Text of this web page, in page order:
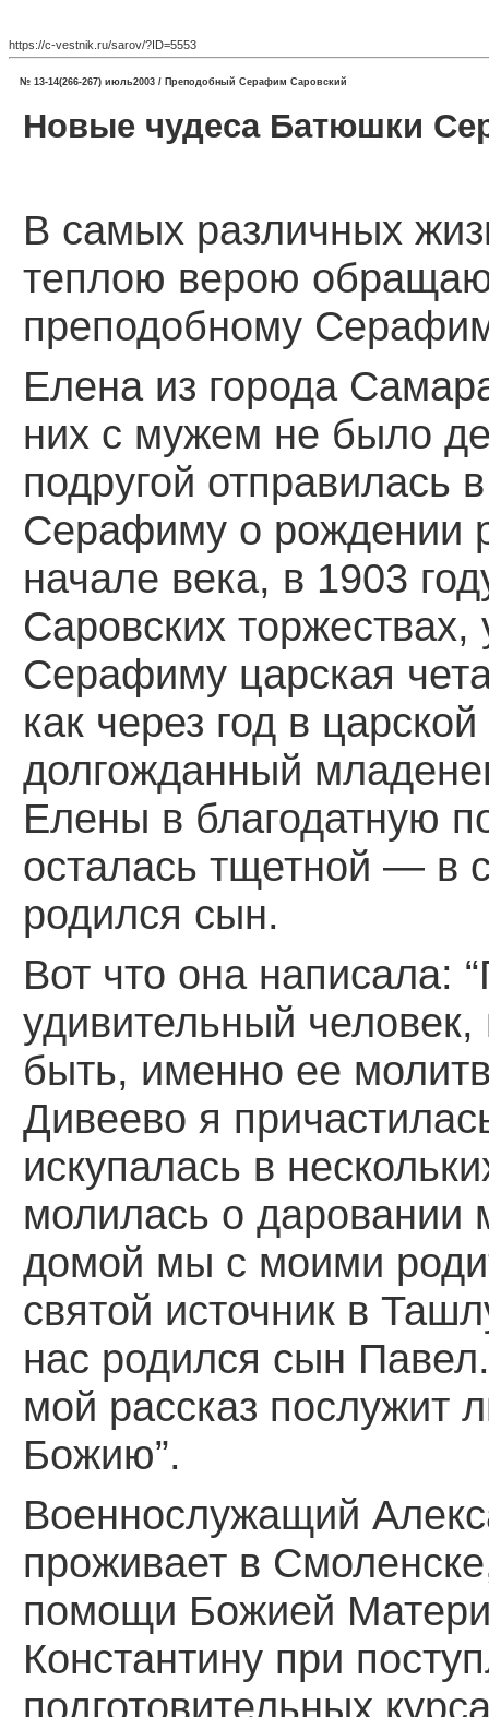
https://c-vestnik.ru/sarov/?ID=5553
№ 13-14(266-267) июль2003 / Преподобный Серафим Саровский
Новые чудеса Батюшки
В самых различных
теплою верою
преподобному
Елена из города
них с мужем не было
подругой отправилась
Серафиму о рождении
начале века, в 1903
Саровских
Серафиму царская
как через год в
долгожданный
Елены в благодатную
осталась тщетной — в
родился сын.
Вот что она написала:
удивительный
быть, именно ее
Дивеево я
искупалась в
молилась о даровании
домой мы с моими
святой источник в
нас родился сын
мой рассказ послужит
Божию”.
Военнослужащий
проживает в
помощи Божией
Константину при
подготовительных